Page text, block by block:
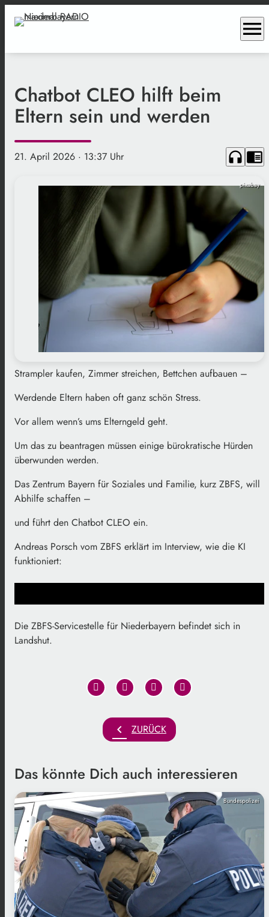
menu
Chatbot CLEO hilft beim
Eltern sein und werden
21. April 2026 · 13:37 Uhr headphones chrome_reader_mode
pixabay
Strampler kaufen, Zimmer streichen, Bettchen aufbauen –
Werdende Eltern haben oft ganz schön Stress.
Vor allem wenn’s ums Elterngeld geht.
Um das zu beantragen müssen einige bürokratische Hürden
überwunden werden.
Das Zentrum Bayern für Soziales und Familie, kurz ZBFS, will
Abhilfe schaffen –
und führt den Chatbot CLEO ein.
Andreas Porsch vom ZBFS erklärt im Interview, wie die KI
funktioniert:
Die ZBFS-Servicestelle für Niederbayern befindet sich in
Landshut.
chevron_left ZURÜCK
Das könnte Dich auch interessieren
Bundespolizei